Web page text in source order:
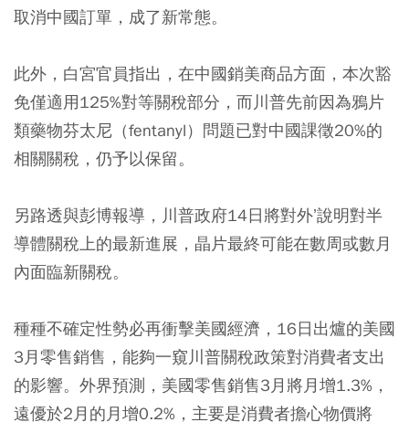
取消中國訂單，成了新常態。
此外，白宮官員指出，在中國銷美商品方面，本次豁
免僅適用125%對等關稅部分，而川普先前因為鴉片
類藥物芬太尼（fentanyl）問題已對中國課徵20%的
相關關稅，仍予以保留。
另路透與彭博報導，川普政府14日將對外’說明對半
導體關稅上的最新進展，晶片最終可能在數周或數月
內面臨新關稅。
種種不確定性勢必再衝擊美國經濟，16日出爐的美國
3月零售銷售，能夠一窺川普關稅政策對消費者支出
的影響。外界預測，美國零售銷售3月將月增1.3%，
遠優於2月的月增0.2%，主要是消費者擔心物價將